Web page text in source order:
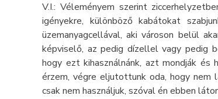
V.I.: Véleményem szerint
igényekre, különböző kabátokat
üzemanyagcellával, aki városon belül
képviselő, az pedig dízellel vagy pedig
hogy ezt kihasználnánk, azt mondják
érzem, végre eljutottunk oda, hogy nem
csak nem használjuk, szóval én ebben